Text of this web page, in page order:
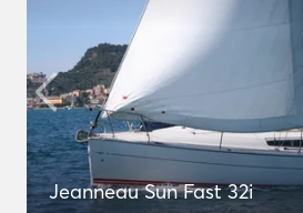
Jeanneau Sun Fast 32i